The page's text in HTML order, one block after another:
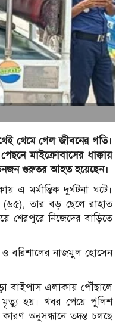
থেমে গেল জীবনের গতি।
মাইক্রোবাসের ধাক্কায়
গুরুতর আহত হয়েছেন।
মর্মান্তিক দুর্ঘটনা ঘটে।
তার বড় ছেলে রাহাত
শেরপুরে নিজেদের বাড়িতে
বরিশালের নাজমুল হোসেন
বাইপাস এলাকায় পৌঁছালে
মৃত্যু হয়। খবর পেয়ে পুলিশ
অনুসন্ধানে তদন্ত চলছে